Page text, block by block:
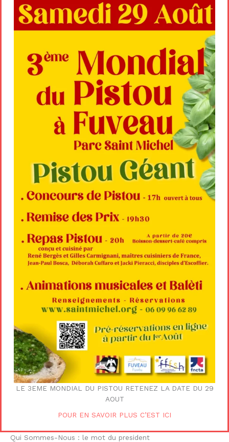
LE 3EME MONDIAL DU PISTOU RETENEZ LA DATE DU 29
AOUT
POUR EN SAVOIR PLUS C’EST ICI
Qui Sommes-Nous : le mot du president